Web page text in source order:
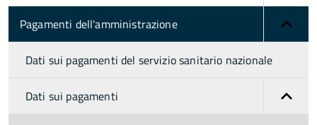
Pagamenti dell'amministrazione
Dati sui pagamenti del servizio sanitario nazionale
Dati sui pagamenti